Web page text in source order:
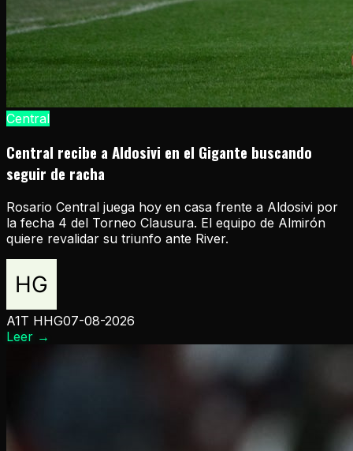
Central
Central recibe a Aldosivi en el Gigante buscando
seguir de racha
Rosario Central juega hoy en casa frente a Aldosivi por
la fecha 4 del Torneo Clausura. El equipo de Almirón
quiere revalidar su triunfo ante River.
A1T HHG07-08-2026
Leer →